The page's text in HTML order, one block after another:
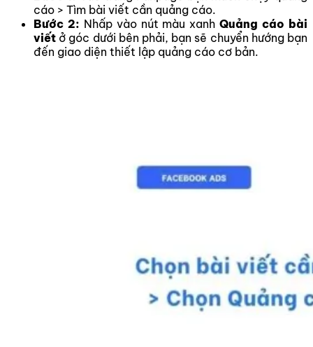
cáo > Tìm bài viết cần quảng cáo.
Bước 2: Nhấp vào nút màu xanhQuảng cáo bài
viết ở góc dưới bên phải, bạn sẽ chuyển hướng bạn
đến giao diện thiết lập quảng cáo cơ bản.